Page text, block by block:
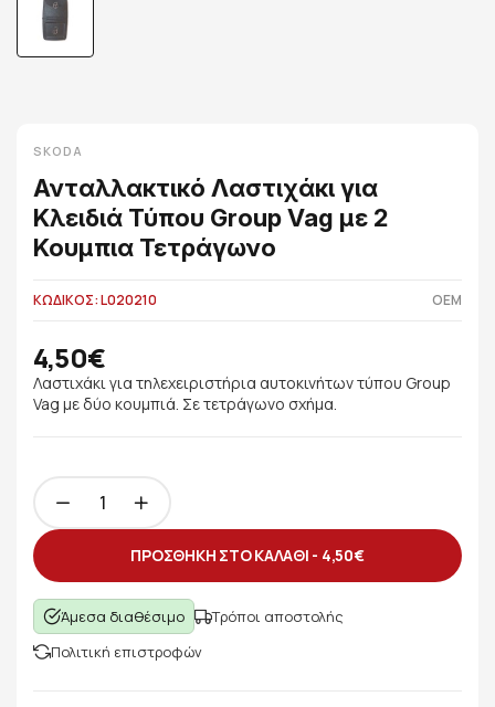
SKODA
Ανταλλακτικό Λαστιχάκι για
Κλειδιά Τύπου Group Vag με 2
Κουμπια Τετράγωνο
ΚΩΔΙΚΟΣ: L020210 OEM
4,50€
Λαστιχάκι για τηλεχειριστήρια αυτοκινήτων τύπου Group
Vag με δύο κουμπιά. Σε τετράγωνο σχήμα.
ΠΡΟΣΘΗΚΗ ΣΤΟ ΚΑΛΑΘΙ - 4,50€
Άμεσα διαθέσιμο
Τρόποι αποστολής
Πολιτική επιστροφών